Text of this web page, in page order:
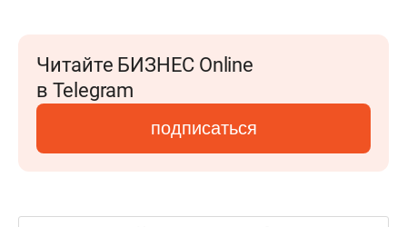
Читайте БИЗНЕС Online
в Telegram
подписаться